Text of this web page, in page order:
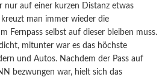
nur auf einer kurzen Distanz etwas
man immer wieder die
Fernpass selbst auf dieser bleiben muss.
mitunter war es das höchste
und Autos. Nachdem der Pass auf
bezwungen war, hielt sich das